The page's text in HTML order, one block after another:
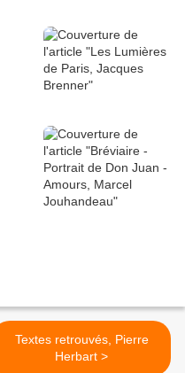
Textes retrouvés, Pierre
Herbart >